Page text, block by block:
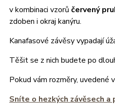
v kombinaci vzorů červený
zdoben i okraj kanýru.
Kanafasové závěsy vypadají
Těšit se z nich budete po
Pokud vám rozměry, uvedené
Sníte o hezkých závěsech